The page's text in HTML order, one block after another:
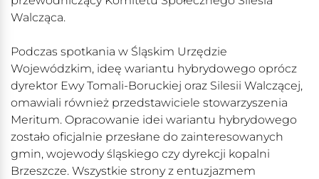
Walcząca.
Podczas spotkania w Śląskim Urzędzie
Wojewódzkim, ideę wariantu hybrydowego oprócz
dyrektor Ewy Tomali-Boruckiej oraz Silesii Walczącej,
omawiali również przedstawiciele stowarzyszenia
Meritum. Opracowanie idei wariantu hybrydowego
zostało oficjalnie przesłane do zainteresowanych
gmin, wojewody śląskiego czy dyrekcji kopalni
Brzeszcze. Wszystkie strony z entuzjazmem